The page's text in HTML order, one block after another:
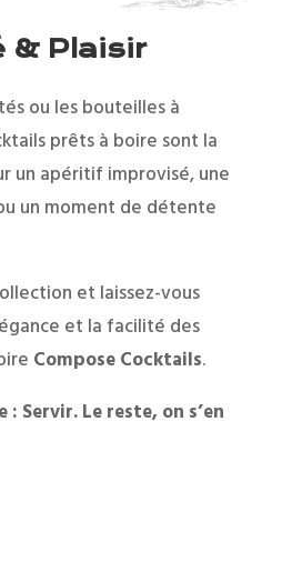
& Plaisir
ou les bouteilles à
prêts à boire sont la
un apéritif improvisé, une
un moment de détente
et laissez-vous
et la facilité des
Compose Cocktails.
: Servir. Le reste, on s’en